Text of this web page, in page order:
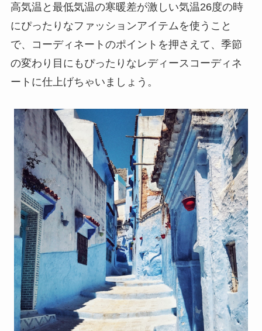
高気温と最低気温の寒暖差が激しい気温26度の時
にぴったりなファッションアイテムを使うこと
で、コーディネートのポイントを押さえて、季節
の変わり目にもぴったりなレディースコーディネ
ートに仕上げちゃいましょう。